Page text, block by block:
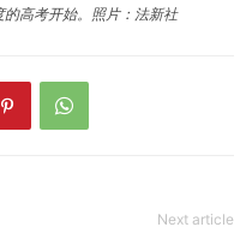
高考开始。照片：法新社
Next article